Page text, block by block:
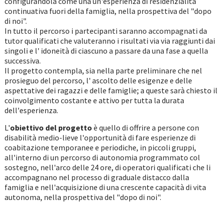
continuativa fuori della famiglia, nella prospettiva del "dopo
di noi".
In tutto il percorso i partecipanti saranno accompagnati da
tutor qualificati che valuteranno i risultati via via raggiunti dai
singoli e l' idoneità di ciascuno a passare da una fase a quella
successiva.
Il progetto contempla, sia nella parte preliminare che nel
prosieguo del percorso, l' ascolto delle esigenze e delle
aspettative dei ragazzi e delle famiglie; a queste sarà chiesto il
coinvolgimento costante e attivo per tutta la durata
dell'esperienza.
L'obiettivo del progetto è quello di offrire a persone con
disabilità medio-lieve l'opportunità di fare esperienze di
coabitazione temporanee e periodiche, in piccoli gruppi,
all'interno di un percorso di autonomia programmato col
sostegno, nell'arco delle 24 ore, di operatori qualificati che li
accompagnano nel processo di graduale distacco dalla
famiglia e nell'acquisizione di una crescente capacità di vita
autonoma, nella prospettiva del "dopo di noi".